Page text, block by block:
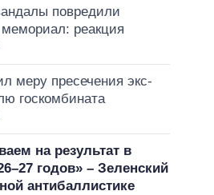
повредили
мемориал: реакция
меру пресечения экс-
госкомбината
на результат в
годов» – Зеленский
антибаллистике